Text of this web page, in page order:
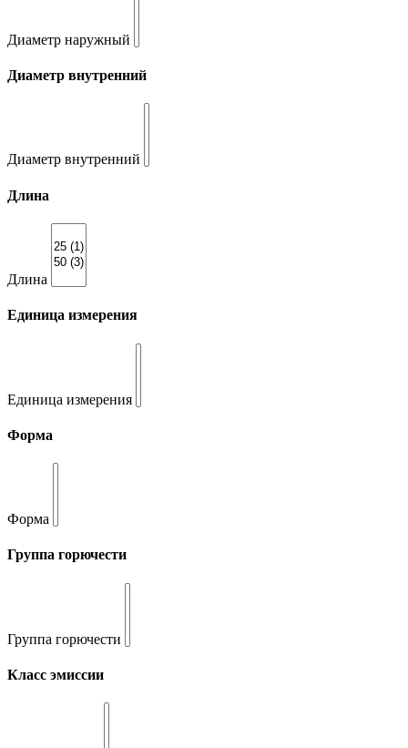
Диаметр наружный
Диаметр внутренний
Диаметр внутренний
Длина
Длина
Единица измерения
Единица измерения
Форма
Форма
Группа горючести
Группа горючести
Класс эмиссии